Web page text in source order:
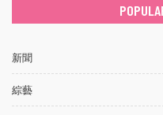
新聞
綜藝